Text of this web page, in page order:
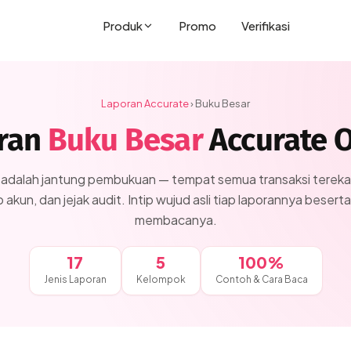
Produk Promo Verifikasi
Laporan Accurate› Buku Besar
Buku BesarAccurate
jantung pembukuan — tempat semua transaksi
akun, dan jejak audit. Intip wujud asli tiap laporannya
membacanya.
17
Jenis Laporan
5
Kelompok
100%
Contoh & Cara Baca